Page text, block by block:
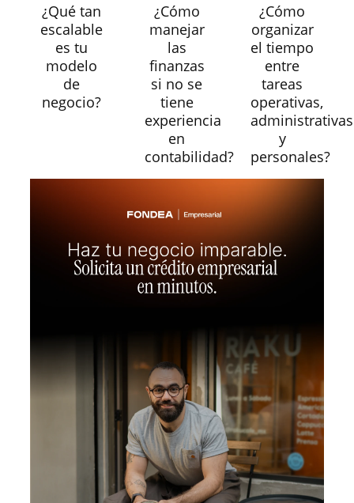
¿Qué tan
escalable
es tu
modelo
de
negocio?
¿Cómo
manejar
las
finanzas
si no se
tiene
experiencia
en
contabilidad?
¿Cómo
organizar
el tiempo
entre
tareas
operativas,
administrativas
y
personales?